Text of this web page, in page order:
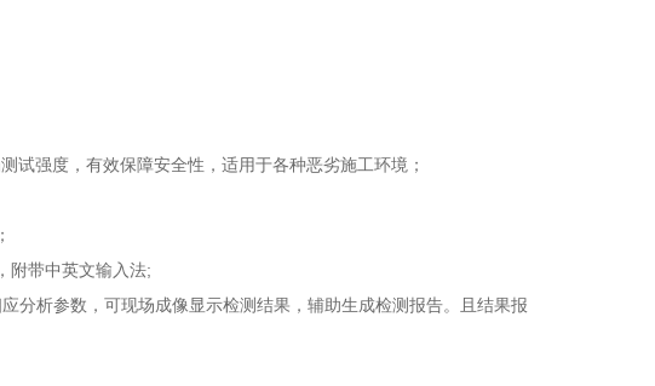
试强度，有效保障安全性，适用于各种恶劣施工环境；
附带中英文输入法;
分析参数，可现场成像显示检测结果，辅助生成检测报告。且结果报